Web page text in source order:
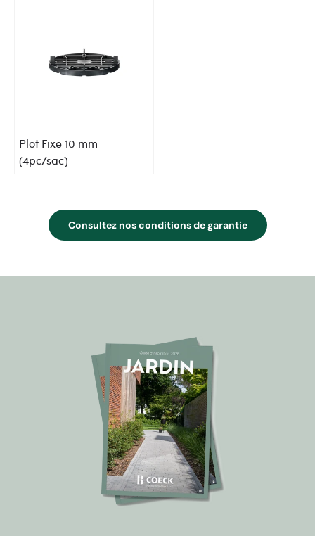
Plot Fixe 10 mm
(4pc/sac)
Consultez nos conditions de garantie